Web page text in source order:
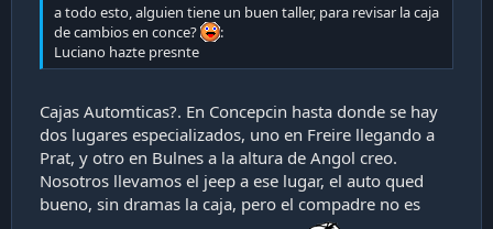
a todo esto, alguien tiene un buen taller, para revisar la caja
de cambios en conce?
:
Luciano hazte presnte
Cajas Automticas?. En Concepcin hasta donde se hay
dos lugares especializados, uno en Freire llegando a
Prat, y otro en Bulnes a la altura de Angol creo.
Nosotros llevamos el jeep a ese lugar, el auto qued
bueno, sin dramas la caja, pero el compadre no es